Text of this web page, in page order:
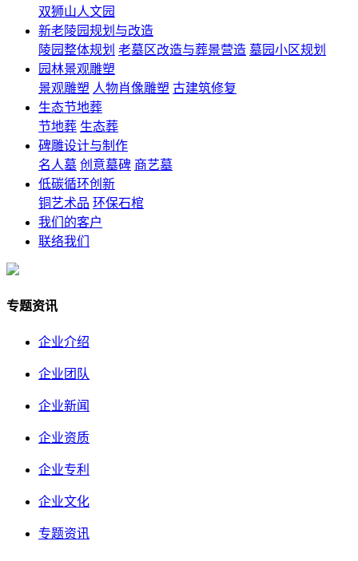
双狮山人文园
新老陵园规划与改造
陵园整体规划 老墓区改造与葬景营造 墓园小区规划
园林景观雕塑
景观雕塑 人物肖像雕塑 古建筑修复
生态节地葬
节地葬 生态葬
碑雕设计与制作
名人墓 创意墓碑 商艺墓
低碳循环创新
铜艺术品 环保石棺
我们的客户
联络我们
专题资讯
企业介绍
企业团队
企业新闻
企业资质
企业专利
企业文化
专题资讯